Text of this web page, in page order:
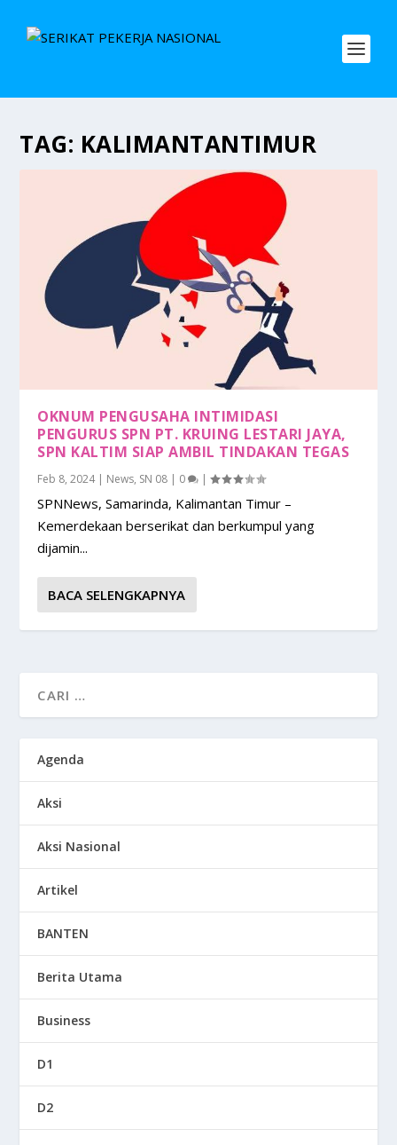
TAG: KALIMANTANTIMUR
OKNUM PENGUSAHA INTIMIDASI
PENGURUS SPN PT. KRUING LESTARI JAYA,
SPN KALTIM SIAP AMBIL TINDAKAN TEGAS
Feb 8, 2024| News, SN 08 | 0 |
SPNNews, Samarinda, Kalimantan Timur –
Kemerdekaan berserikat dan berkumpul yang
dijamin...
BACA SELENGKAPNYA
Agenda
Aksi
Aksi Nasional
Artikel
BANTEN
Berita Utama
Business
D1
D2